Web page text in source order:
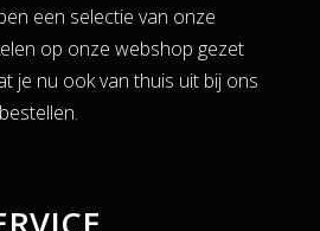
een selectie van onze
op onze webshop gezet
je nu ook van thuis uit bij ons